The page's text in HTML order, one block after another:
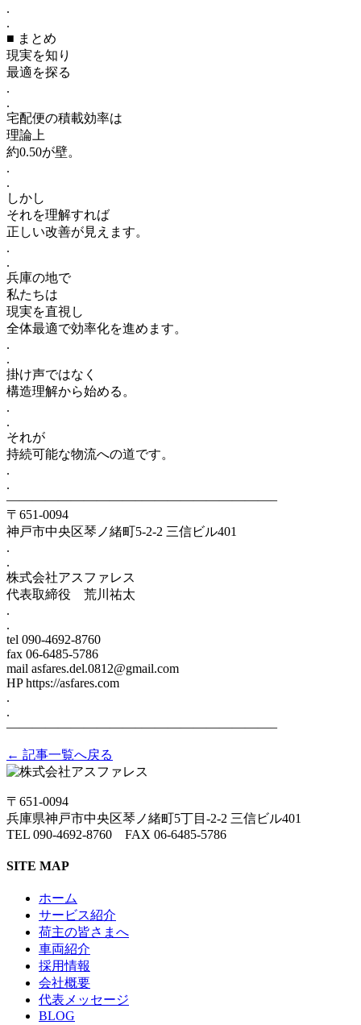
.
.
■ まとめ
現実を知り
最適を探る
.
.
宅配便の積載効率は
理論上
約0.50が壁。
.
.
しかし
それを理解すれば
正しい改善が見えます。
.
.
兵庫の地で
私たちは
現実を直視し
全体最適で効率化を進めます。
.
.
掛け声ではなく
構造理解から始める。
.
.
それが
持続可能な物流への道です。
.
.
——————————–——————————–
〒651-0094
神戸市中央区琴ノ緒町5-2-2 三信ビル401
.
.
株式会社アスファレス
代表取締役 荒川祐太
.
.
tel 090-4692-8760
fax 06-6485-5786
mail asfares.del.0812@gmail.com
HP https://asfares.com
.
.
——————————–——————————–
← 記事一覧へ戻る
〒651-0094
兵庫県神戸市中央区琴ノ緒町5丁目-2-2 三信ビル401
TEL 090-4692-8760 FAX 06-6485-5786
SITE MAP
ホーム
サービス紹介
荷主の皆さまへ
車両紹介
採用情報
会社概要
代表メッセージ
BLOG